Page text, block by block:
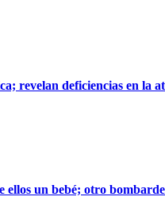
revelan deficiencias en la
ellos un bebé; otro